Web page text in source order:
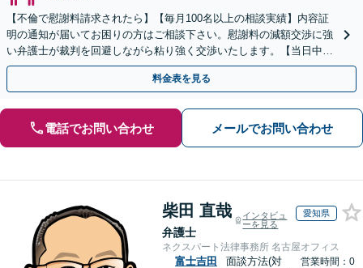
【不倫で慰謝料請求されたら】【毎月100名以上の相談実績】内容証
明の通知が届いてお困りの方はご相談下さい。慰謝料の減額交渉に強
い弁護士が裁判を回避しながら粘り強く交渉いたします。【当日中の
相談可(予約制)】【全国対応】
料金表を見る
電話でお問い合わせ メールでお問い合わせ
柴田 直哉
弁護士
インタビュ
ーを見る
愛知県
ネクスパート法律事務所 名古屋オフィス
富士吉田
面談方法(対
営業時間：0